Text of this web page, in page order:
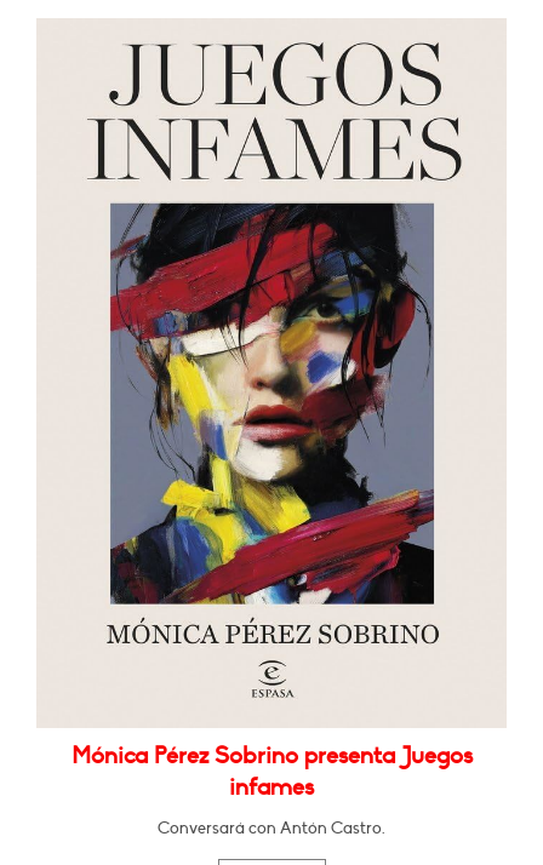
Mónica Pérez Sobrino presenta Juegos
infames
Conversará con Antón Castro.